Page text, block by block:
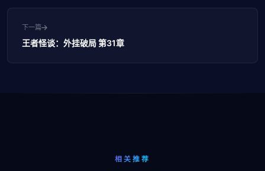
下一篇
王者怪谈：外挂破局 第31章
相关推荐